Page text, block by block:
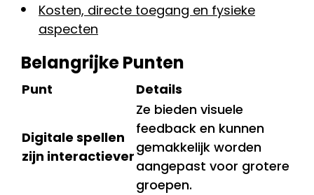
Kosten, directe toegang en fysieke
aspecten
Belangrijke Punten
Punt Details
Digitale spellen
zijn interactiever
Ze bieden visuele
feedback en kunnen
gemakkelijk worden
aangepast voor grotere
groepen.